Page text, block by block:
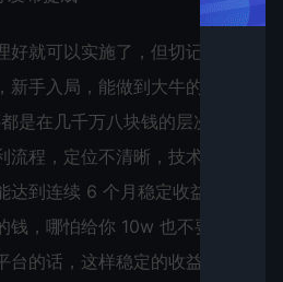
好就可以实施了，但切记不要头
新手入局，能做到大牛的十分之
是在几千万八块钱的层次一直突
流程，定位不清晰，技术不过关
达到连续 6 个月稳定收益在
钱，哪怕给你 10w 也不要全职，
台的话，这样稳定的收益是可以